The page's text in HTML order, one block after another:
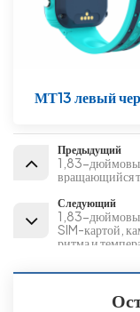
МТ13 левый
Предыдущий
1,83-
вращающийся
Следующий
1,83-
SIM-картой,
ритма и